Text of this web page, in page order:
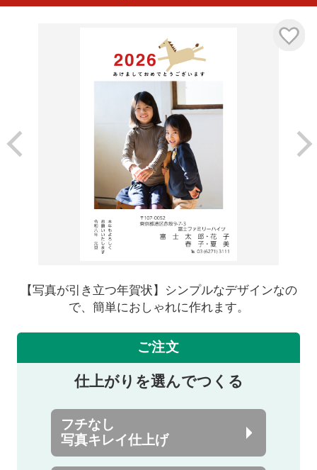
【写真が引き立つ年賀状】シンプルなデザインなの
で、簡単におしゃれに作れます。
ご注文
仕上がりを選んでつくる
フチなし
写真キレイ仕上げ